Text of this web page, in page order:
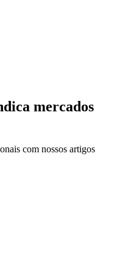
mercados
com nossos artigos